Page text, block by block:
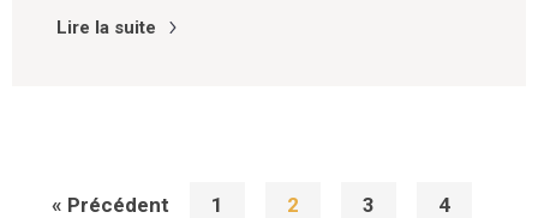
Lire la suite
« Précédent 1 2 3
4